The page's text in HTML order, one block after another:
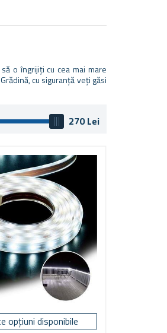
o îngrijiți cu cea mai mare
cu siguranță veți găsi
270 Lei
opțiuni disponibile